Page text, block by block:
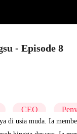
- Episode 8
CEO
di usia muda. Ia